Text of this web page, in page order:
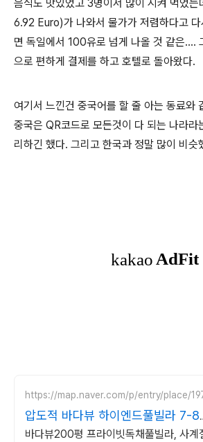
음식도 맛있었고 3명이서 많이 시켜 먹었
6.92 Euro)가 나와서 물가가 저렴하다고
면 독일에서 100유로 넘게 나올 것 같은
으로 편하게 결제를 하고 호텔로 돌아왔다.
여기서 느낀건 중국어를 할 줄 아는 동료와
중국은 QR코드로 모든것이 다 되는 나라라
리하긴 했다. 그리고 한국과 정말 많이 비슷
https://map.naver.com/p/entry/place/
압도적 바다뷰 하이엔드풀빌라 7-8
한정 수영장 포함
바다뷰200평 프라이빗독채풀빌라, 사계